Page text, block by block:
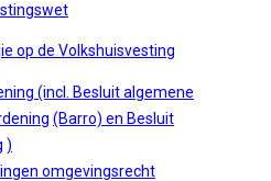
op de Volkshuisvesting
(incl.
Besluit algemene
(Barro) en Besluit
)
omgevingsrecht